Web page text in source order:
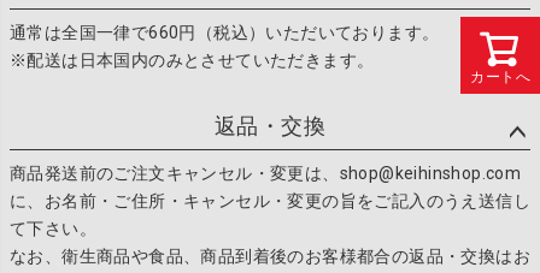
カートへ
通常は全国一律で660円（税込）いただいております。
※配送は日本国内のみとさせていただきます。
返品・交換
商品発送前のご注文キャンセル・変更は、shop@keihinshop.com
に、お名前・ご住所・キャンセル・変更の旨をご記入のうえ送信し
て下さい。
なお、衛生商品や食品、商品到着後のお客様都合の返品・交換はお